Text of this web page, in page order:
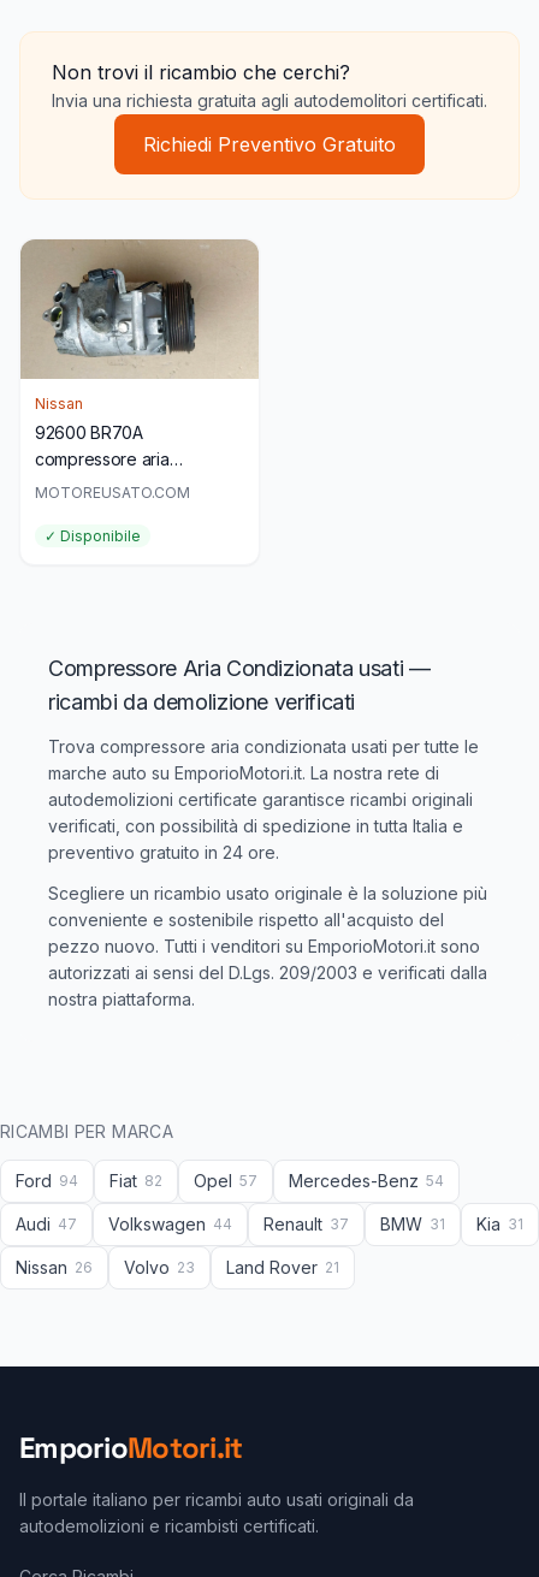
Compressore Aria Condizionata Nissan
Non trovi il ricambio che cerchi?
Invia una richiesta gratuita agli autodemolitori certificati.
Richiedi Preventivo Gratuito
Nissan
92600 BR70A
compressore aria
condizionata nissan
MOTOREUSATO.COM
✓ Disponibile
Compressore Aria Condizionata usati —
ricambi da demolizione verificati
Trova compressore aria condizionata usati per tutte le
marche auto su EmporioMotori.it. La nostra rete di
autodemolizioni certificate garantisce ricambi originali
verificati, con possibilità di spedizione in tutta Italia e
preventivo gratuito in 24 ore.
Scegliere un ricambio usato originale è la soluzione più
conveniente e sostenibile rispetto all'acquisto del
pezzo nuovo. Tutti i venditori su EmporioMotori.it sono
autorizzati ai sensi del D.Lgs. 209/2003 e verificati dalla
nostra piattaforma.
RICAMBI PER MARCA
Ford 94 Fiat 82 Opel 57 Mercedes-Benz 54
Audi 47 Volkswagen 44 Renault 37 BMW 31 Kia 31
Nissan 26 Volvo 23 Land Rover 21
EmporioMotori.it
Il portale italiano per ricambi auto usati originali da
autodemolizioni e ricambisti certificati.